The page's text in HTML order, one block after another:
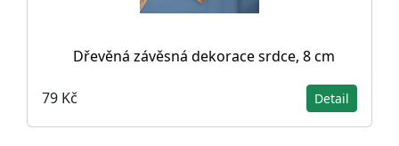
Dřevěná závěsná dekorace srdce, 8 cm
79 Kč Detail